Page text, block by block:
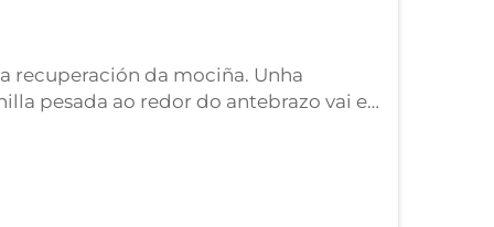
recuperación da mociña. Unha
pesada ao redor do antebrazo vai en
peso excesivo engade unha carga
o movemento, o que pode